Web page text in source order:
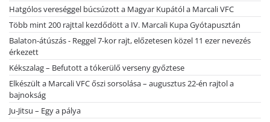
Hatgólos vereséggel búcsúzott a Magyar Kupától a Marcali VFC
Több mint 200 rajttal kezdődött a IV. Marcali Kupa Gyótapusztán
Balaton-átúszás - Reggel 7-kor rajt, előzetesen közel 11 ezer nevezés
érkezett
Kékszalag – Befutott a tókerülő verseny győztese
Elkészült a Marcali VFC őszi sorsolása – augusztus 22-én rajtol a
bajnokság
Ju-Jitsu – Egy a pálya